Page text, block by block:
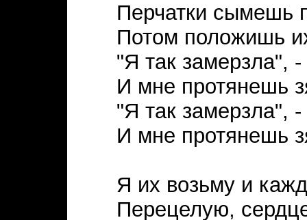
Перчатки сымешь
Потом положишь
"Я так замерзла",
И мне протянешь
"Я так замерзла",
И мне протянешь
Я их возьму и
Перецелую,